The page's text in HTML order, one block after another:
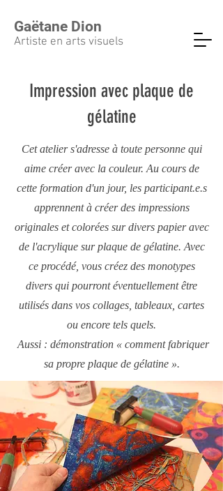
Gaëtane Dion
Artiste en arts visuels
Impression avec plaque de
gélatine
Cet atelier s'adresse à toute personne qui
aime créer avec la couleur. Au cours de
cette formation d'un jour, les participant.e.s
apprennent à créer des impressions
originales et colorées sur divers papier avec
de l'acrylique sur plaque de gélatine. Avec
ce procédé, vous créez des monotypes
divers qui pourront éventuellement être
utilisés dans vos collages, tableaux, cartes
ou encore tels quels.
Aussi : démonstration « comment fabriquer
sa propre plaque de gélatine ».